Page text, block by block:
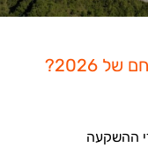
למה בטומי היא יעד ההשקעה החם של 2026?
ההשקעה